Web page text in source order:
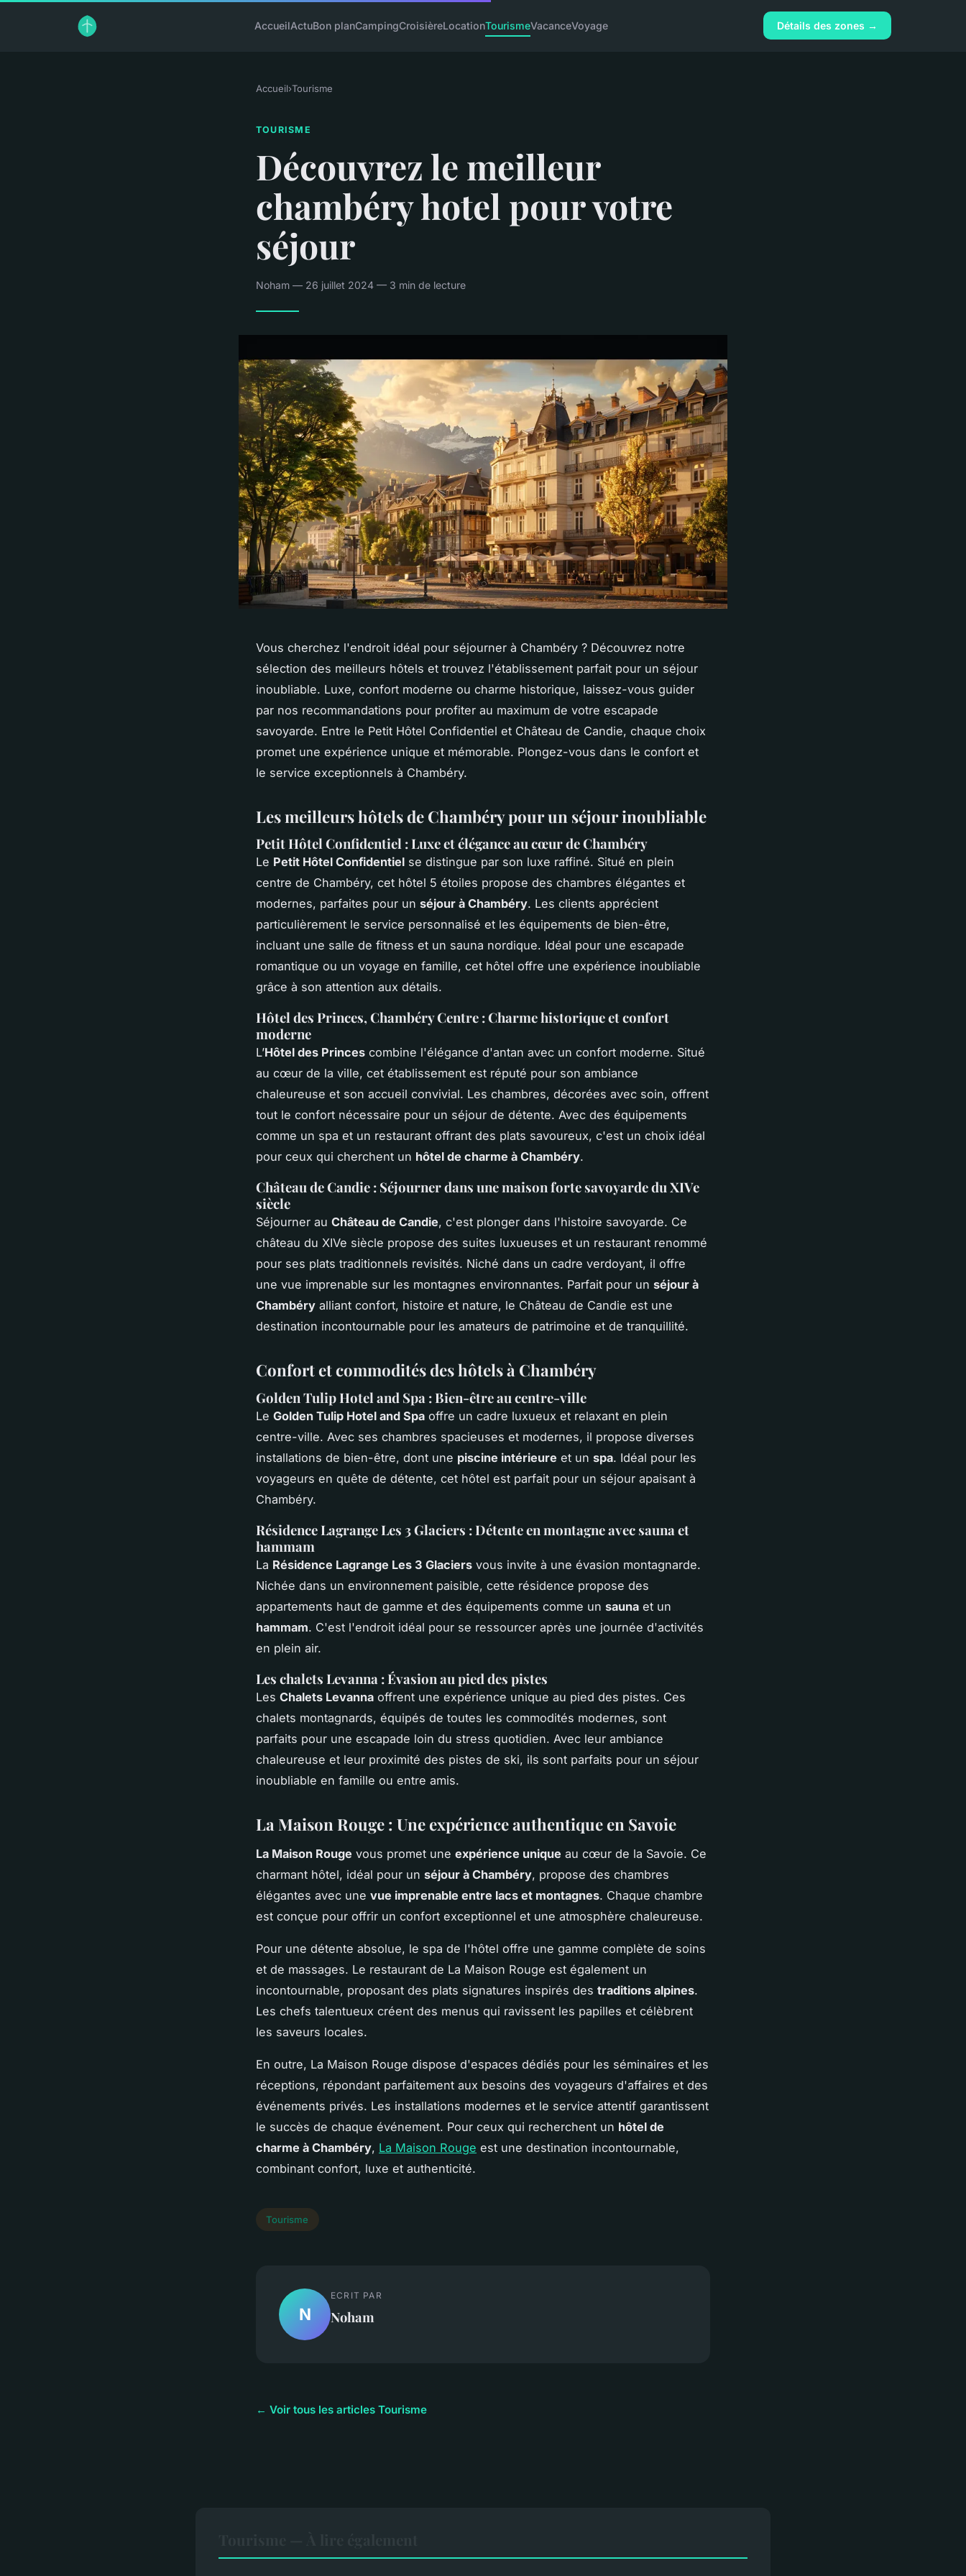
AccueilActuBon planCampingCroisièreLocationTourismeVacanceVoyage Détails des zones →
Accueil›Tourisme
TOURISME
Découvrez le meilleur
chambéry hotel pour votre
séjour
Noham — 26 juillet 2024 — 3 min de lecture
Vous cherchez l'endroit idéal pour séjourner à Chambéry ? Découvrez notre
sélection des meilleurs hôtels et trouvez l'établissement parfait pour un séjour
inoubliable. Luxe, confort moderne ou charme historique, laissez-vous guider
par nos recommandations pour profiter au maximum de votre escapade
savoyarde. Entre le Petit Hôtel Confidentiel et Château de Candie, chaque choix
promet une expérience unique et mémorable. Plongez-vous dans le confort et
le service exceptionnels à Chambéry.
Les meilleurs hôtels de Chambéry pour un séjour inoubliable
Petit Hôtel Confidentiel : Luxe et élégance au cœur de Chambéry
Le Petit Hôtel Confidentiel se distingue par son luxe raffiné. Situé en plein
centre de Chambéry, cet hôtel 5 étoiles propose des chambres élégantes et
modernes, parfaites pour un séjour à Chambéry. Les clients apprécient
particulièrement le service personnalisé et les équipements de bien-être,
incluant une salle de fitness et un sauna nordique. Idéal pour une escapade
romantique ou un voyage en famille, cet hôtel offre une expérience inoubliable
grâce à son attention aux détails.
Hôtel des Princes, Chambéry Centre : Charme historique et confort
moderne
L’Hôtel des Princes combine l'élégance d'antan avec un confort moderne. Situé
au cœur de la ville, cet établissement est réputé pour son ambiance
chaleureuse et son accueil convivial. Les chambres, décorées avec soin, offrent
tout le confort nécessaire pour un séjour de détente. Avec des équipements
comme un spa et un restaurant offrant des plats savoureux, c'est un choix idéal
pour ceux qui cherchent un hôtel de charme à Chambéry.
Château de Candie : Séjourner dans une maison forte savoyarde du XIVe
siècle
Séjourner au Château de Candie, c'est plonger dans l'histoire savoyarde. Ce
château du XIVe siècle propose des suites luxueuses et un restaurant renommé
pour ses plats traditionnels revisités. Niché dans un cadre verdoyant, il offre
une vue imprenable sur les montagnes environnantes. Parfait pour un séjour à
Chambéry alliant confort, histoire et nature, le Château de Candie est une
destination incontournable pour les amateurs de patrimoine et de tranquillité.
Confort et commodités des hôtels à Chambéry
Golden Tulip Hotel and Spa : Bien-être au centre-ville
Le Golden Tulip Hotel and Spa offre un cadre luxueux et relaxant en plein
centre-ville. Avec ses chambres spacieuses et modernes, il propose diverses
installations de bien-être, dont une piscine intérieure et un spa. Idéal pour les
voyageurs en quête de détente, cet hôtel est parfait pour un séjour apaisant à
Chambéry.
Résidence Lagrange Les 3 Glaciers : Détente en montagne avec sauna et
hammam
La Résidence Lagrange Les 3 Glaciers vous invite à une évasion montagnarde.
Nichée dans un environnement paisible, cette résidence propose des
appartements haut de gamme et des équipements comme un sauna et un
hammam. C'est l'endroit idéal pour se ressourcer après une journée d'activités
en plein air.
Les chalets Levanna : Évasion au pied des pistes
Les Chalets Levanna offrent une expérience unique au pied des pistes. Ces
chalets montagnards, équipés de toutes les commodités modernes, sont
parfaits pour une escapade loin du stress quotidien. Avec leur ambiance
chaleureuse et leur proximité des pistes de ski, ils sont parfaits pour un séjour
inoubliable en famille ou entre amis.
La Maison Rouge : Une expérience authentique en Savoie
La Maison Rouge vous promet une expérience unique au cœur de la Savoie. Ce
charmant hôtel, idéal pour un séjour à Chambéry, propose des chambres
élégantes avec une vue imprenable entre lacs et montagnes. Chaque chambre
est conçue pour offrir un confort exceptionnel et une atmosphère chaleureuse.
Pour une détente absolue, le spa de l'hôtel offre une gamme complète de soins
et de massages. Le restaurant de La Maison Rouge est également un
incontournable, proposant des plats signatures inspirés des traditions alpines.
Les chefs talentueux créent des menus qui ravissent les papilles et célèbrent
les saveurs locales.
En outre, La Maison Rouge dispose d'espaces dédiés pour les séminaires et les
réceptions, répondant parfaitement aux besoins des voyageurs d'affaires et des
événements privés. Les installations modernes et le service attentif garantissent
le succès de chaque événement. Pour ceux qui recherchent un hôtel de
charme à Chambéry, La Maison Rouge est une destination incontournable,
combinant confort, luxe et authenticité.
Tourisme
N
ECRIT PAR
Noham
← Voir tous les articles Tourisme